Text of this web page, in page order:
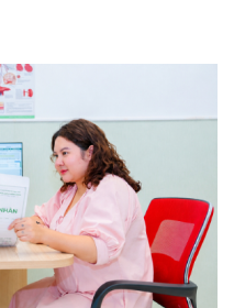
Giải trí
Nghệ sĩ
Thời trang